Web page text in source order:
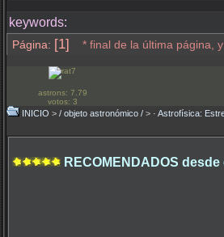
keywords:
Página: [1] * final de la última página,
astrons: 7.79
votos: 3
INICIO > / objeto astronómico / > · Astrofísica:
RECOMENDADOS